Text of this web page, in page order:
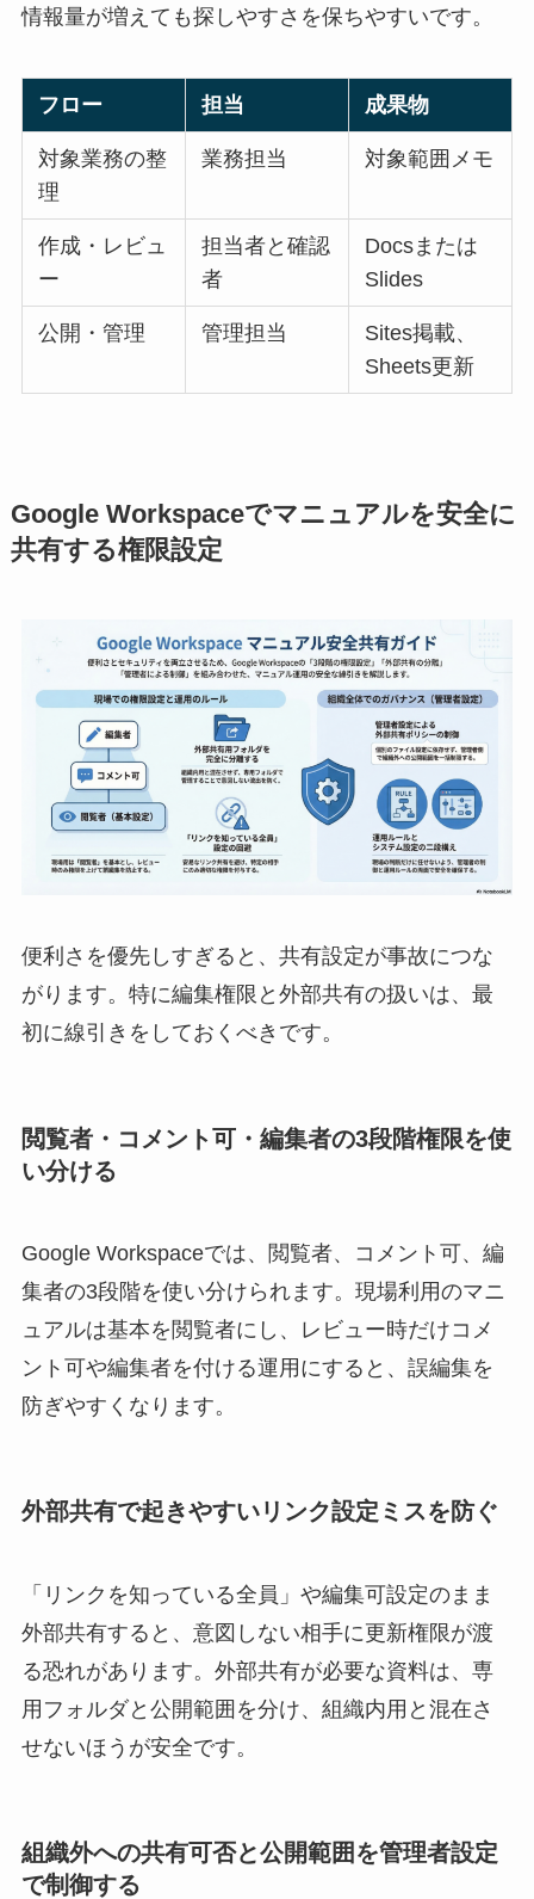
情報量が増えても探しやすさを保ちやすいです。
フロー 担当 成果物
対象業務の整
理
業務担当 対象範囲メモ
作成・レビュ
ー
担当者と確認
者
Docsまたは
Slides
公開・管理 管理担当
Sites掲載、
Sheets更新
Google Workspaceでマニュアルを安全に
共有する権限設定
便利さを優先しすぎると、共有設定が事故につな
がります。特に編集権限と外部共有の扱いは、最
初に線引きをしておくべきです。
閲覧者・コメント可・編集者の3段階権限を使
い分ける
Google Workspaceでは、閲覧者、コメント可、編
集者の3段階を使い分けられます。現場利用のマニ
ュアルは基本を閲覧者にし、レビュー時だけコメ
ント可や編集者を付ける運用にすると、誤編集を
防ぎやすくなります。
外部共有で起きやすいリンク設定ミスを防ぐ
「リンクを知っている全員」や編集可設定のまま
外部共有すると、意図しない相手に更新権限が渡
る恐れがあります。外部共有が必要な資料は、専
用フォルダと公開範囲を分け、組織内用と混在さ
せないほうが安全です。
組織外への共有可否と公開範囲を管理者設定
で制御する